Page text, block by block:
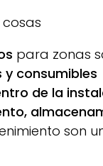
para zonas
y consumibles
de la